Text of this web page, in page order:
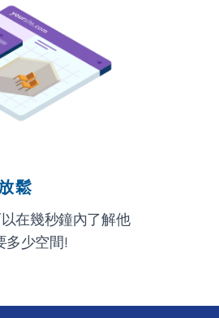
鬆
在幾秒鐘內了解他
多少空間!